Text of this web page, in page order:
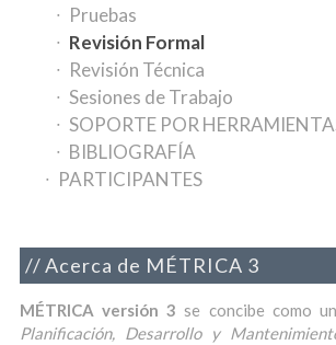
Pruebas
Revisión Formal
Revisión Técnica
Sesiones de Trabajo
SOPORTE POR
BIBLIOGRAFÍA
PARTICIPANTES
Acerca de MÉTRICA 3
MÉTRICA versión 3 se concibe como
Planificación, Desarrollo y